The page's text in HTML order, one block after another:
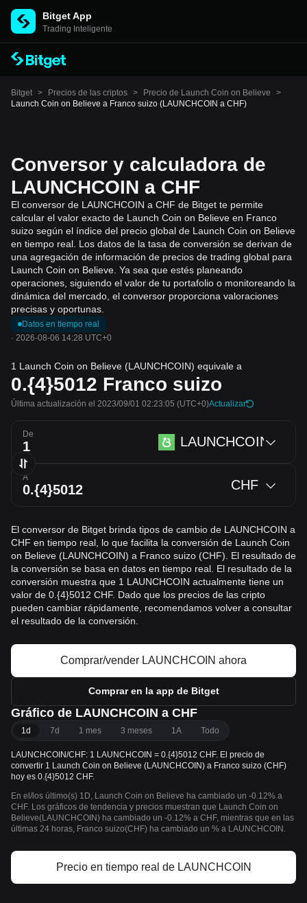
Bitget App
Trading Inteligente
Bitget > Precios de las criptos > Precio de Launch Coin on Believe
>
Launch Coin on Believe a Franco suizo (LAUNCHCOIN a CHF)
Conversor y calculadora de
LAUNCHCOIN a CHF
El conversor de LAUNCHCOIN a CHF de Bitget te permite
calcular el valor exacto de Launch Coin on Believe en Franco
suizo según el índice del precio global de Launch Coin on Believe
en tiempo real. Los datos de la tasa de conversión se derivan de
una agregación de información de precios de trading global para
Launch Coin on Believe. Ya sea que estés planeando
operaciones, siguiendo el valor de tu portafolio o monitoreando la
dinámica del mercado, el conversor proporciona valoraciones
precisas y oportunas.
Datos en tiempo real
· 2026-08-06 14:28 UTC+0
1 Launch Coin on Believe (LAUNCHCOIN) equivale a
0.{4}5012 Franco suizo
Última actualización el 2023/09/01 02:23:05 (UTC+0)Actualizar
De LAUNCHCOIN
A CHF
El conversor de Bitget brinda tipos de cambio de LAUNCHCOIN a
CHF en tiempo real, lo que facilita la conversión de Launch Coin
on Believe (LAUNCHCOIN) a Franco suizo (CHF). El resultado de
la conversión se basa en datos en tiempo real. El resultado de la
conversión muestra que 1 LAUNCHCOIN actualmente tiene un
valor de 0.{4}5012 CHF. Dado que los precios de las cripto
pueden cambiar rápidamente, recomendamos volver a consultar
el resultado de la conversión.
Comprar/vender LAUNCHCOIN ahora
Comprar en la app de Bitget
Gráfico de LAUNCHCOIN a CHF
1d 7d 1 mes 3 meses 1A Todo
LAUNCHCOIN/CHF: 1 LAUNCHCOIN = 0.{4}5012 CHF. El precio de
convertir 1 Launch Coin on Believe (LAUNCHCOIN) a Franco suizo (CHF)
hoy es 0.{4}5012 CHF.
En el/los último(s) 1D, Launch Coin on Believe ha cambiado un -0.12% a
CHF. Los gráficos de tendencia y precios muestran que Launch Coin on
Believe(LAUNCHCOIN) ha cambiado un -0.12% a CHF, mientras que en las
últimas 24 horas, Franco suizo(CHF) ha cambiado un % a LAUNCHCOIN.
Precio en tiempo real de LAUNCHCOIN